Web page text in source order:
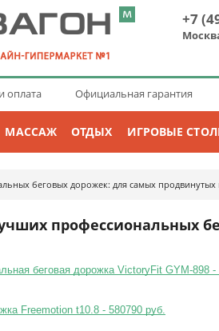
+7
оплата Официальная гарантия
МАССАЖ ОТДЫХ ИГРОВЫЕ
беговых дорожек: для самых продвинутых
профессиональных
беговая дорожка VictoryFit GYM-898 -
Freemotion t10.8 - 580790 руб.